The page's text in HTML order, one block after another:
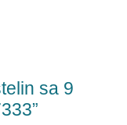
sa 9